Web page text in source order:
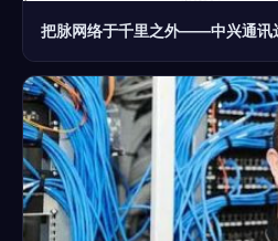
把脉网络于千里之外——中兴通讯